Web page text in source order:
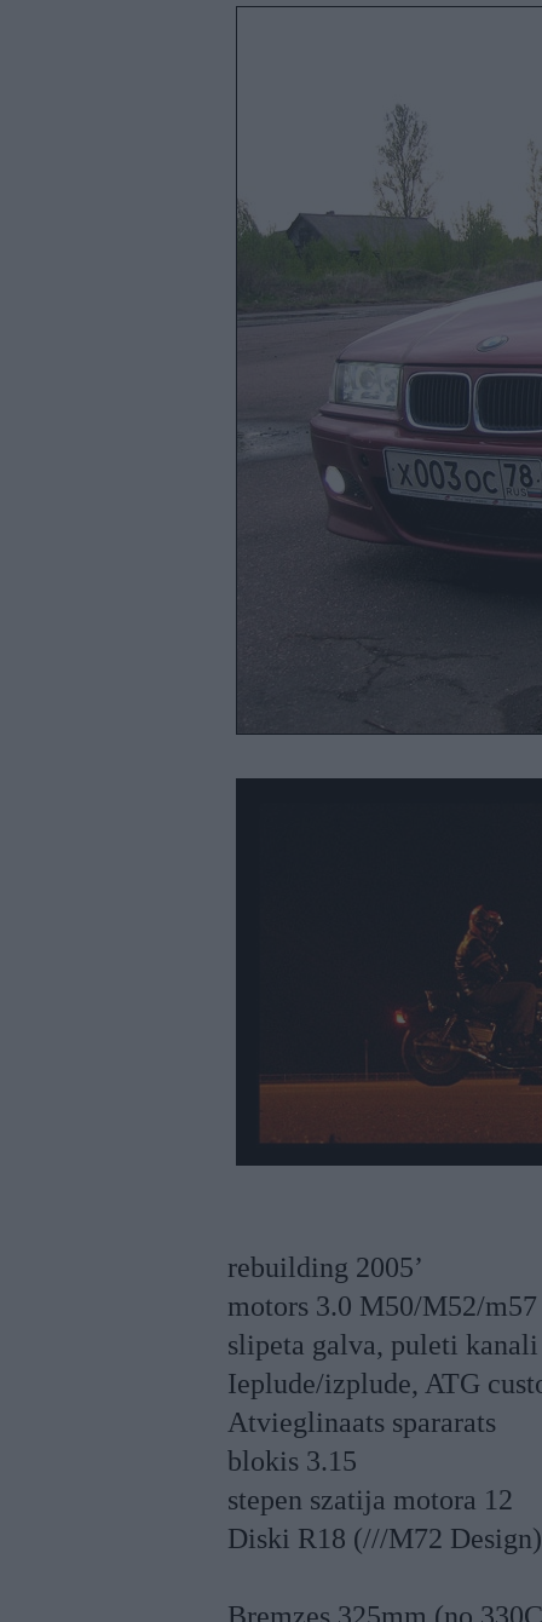
rebuilding 2005’
motors 3.0 M50/M52/
slipeta galva, puleti
Ieplude/izplude, ATG
Atvieglinaats spararats
blokis 3.15
stepen szatija motora 12
Diski R18 (///M72